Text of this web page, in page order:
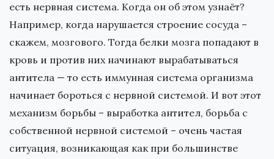
есть нервная система. Когда он об этом узнаёт?
Например, когда нарушается строение сосуда –
скажем, мозгового. Тогда белки мозга попадают в
кровь и против них начинают вырабатываться
антитела — то есть иммунная система организма
начинает бороться с нервной системой. И вот этот
механизм борьбы – выработка антител, борьба с
собственной нервной системой – очень частая
ситуация, возникающая как при большинстве